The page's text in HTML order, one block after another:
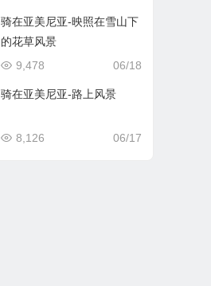
骑在亚美尼亚-映照在雪山下
的花草风景
06/18
9,478
骑在亚美尼亚-路上风景
06/17
8,126